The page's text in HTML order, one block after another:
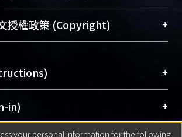
archive and promote researcher
works, Library integrates the
Repository” with “Academic
用者角度提升資訊取用性的社會運
研究上是透過將研究著作公開供使
時可加速研究發展、提升研究影響
（點選深入了解OA）
授權政策 (Copyright) +
版權非匯入者所有，或由第三方贊
，請確認該版權所有者及第三方同
。
that the submission is your
and that you have the right to
+
Guide)
Manual)
in) +
your personal information for the following